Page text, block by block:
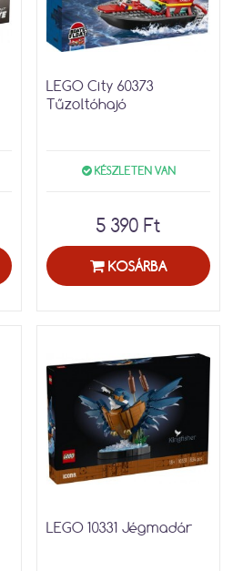
LEGO City 60373
Tűzoltóhajó
KÉSZLETEN VAN
5 390 Ft
KOSÁRBA
LEGO 10331 Jégmadár